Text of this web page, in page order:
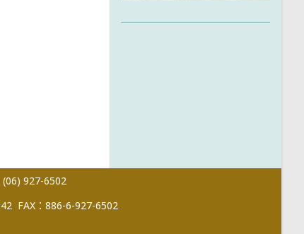
(06) 927-6502
FAX：886-6-927-6502